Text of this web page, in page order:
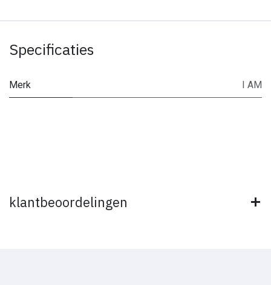
Specificaties
Merk I AM
klantbeoordelingen